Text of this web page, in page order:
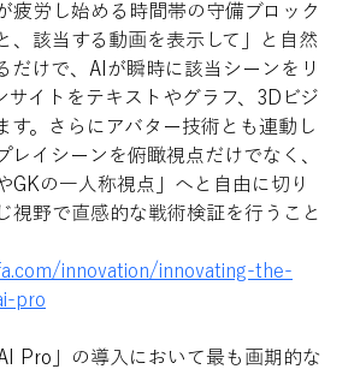
疲労し始める時間帯の守備ブロック
、該当する動画を表示して」と自然
だけで、AIが瞬時に該当シーンをリ
サイトをテキストやグラフ、3Dビジ
す。さらにアバター技術とも連動し
レイシーンを俯瞰視点だけでなく、
GKの一人称視点」へと自由に切り
視野で直感的な戦術検証を行うこと
innovation/innovating-the-
pro
Pro」の導入において最も画期的な